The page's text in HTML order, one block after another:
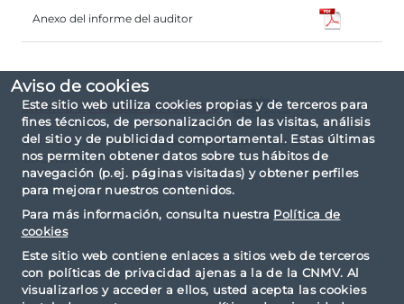
Aviso de cookies
Este sitio web utiliza cookies propias y de terceros para
fines técnicos, de personalización de las visitas, análisis
del sitio y de publicidad comportamental. Estas últimas
nos permiten obtener datos sobre tus hábitos de
navegación (p.ej. páginas visitadas) y obtener perfiles
para mejorar nuestros contenidos.
Para más información, consulta nuestra Política de
cookies
Este sitio web contiene enlaces a sitios web de terceros
con políticas de privacidad ajenas a la de la CNMV. Al
visualizarlos y acceder a ellos, usted acepta las cookies
Anexo del informe del auditor
Informe completo en formato
El informe ha sido elaborado basándose en la
taxonomía IPP.